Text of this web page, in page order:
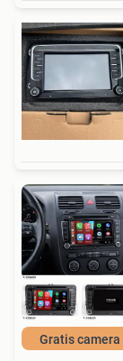
Gratis camera